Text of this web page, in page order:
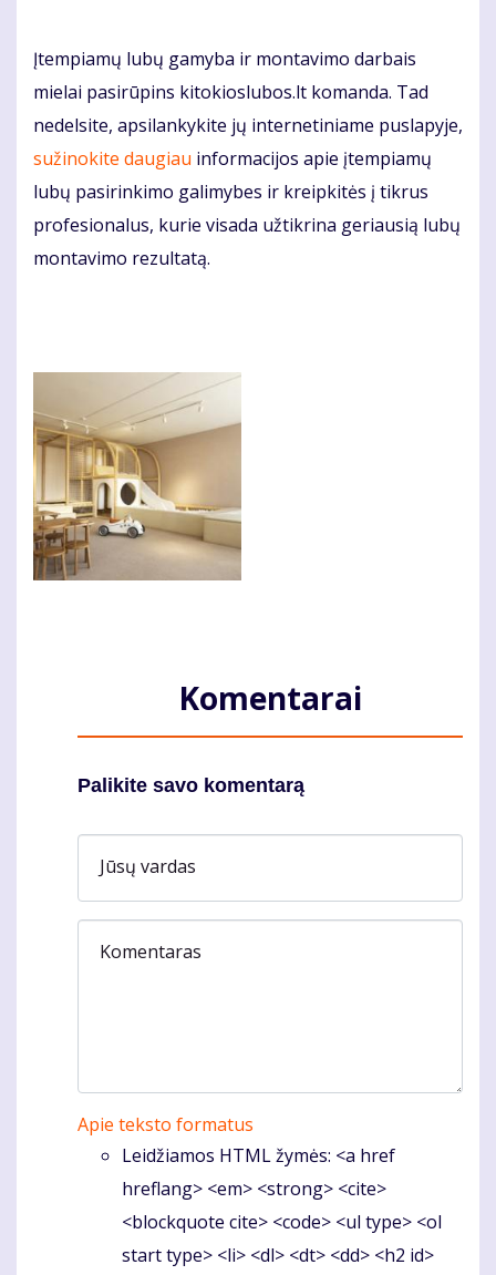
Įtempiamų lubų gamyba ir montavimo darbais
mielai pasirūpins kitokioslubos.lt komanda. Tad
nedelsite, apsilankykite jų internetiniame puslapyje,
sužinokite daugiau informacijos apie įtempiamų
lubų pasirinkimo galimybes ir kreipkitės į tikrus
profesionalus, kurie visada užtikrina geriausią lubų
montavimo rezultatą.
Komentarai
Palikite savo komentarą
Jūsų vardas
Komentaras
Apie teksto formatus
Leidžiamos HTML žymės: <a href
hreflang> <em> <strong> <cite>
<blockquote cite> <code> <ul type> <ol
start type> <li> <dl> <dt> <dd> <h2 id>